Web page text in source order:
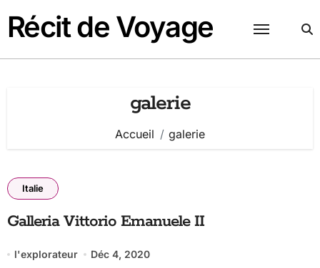
contenu
Récit de Voyage
galerie
Accueil galerie
Italie
Galleria Vittorio Emanuele II
l'explorateur Déc 4, 2020